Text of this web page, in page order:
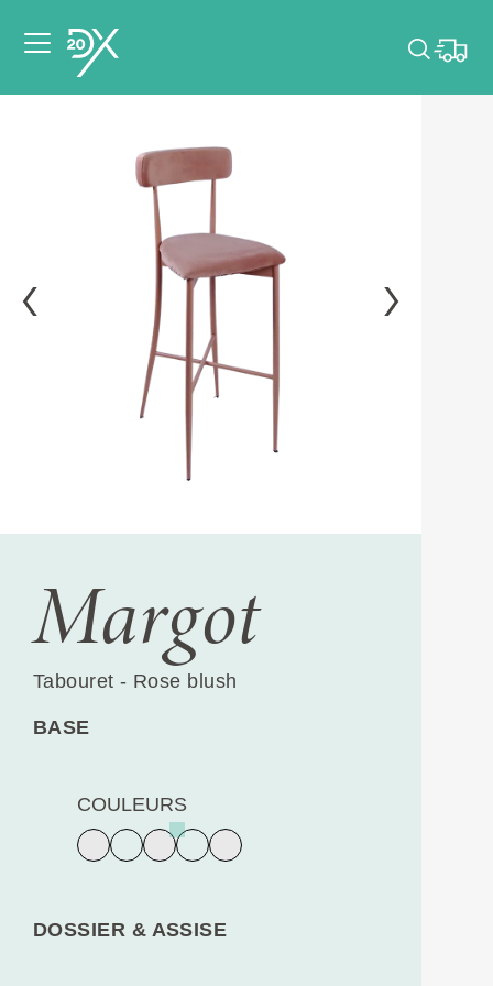
dates de votre
événement.
Choisir mes dates
Margot
Tabouret - Rose blush
BASE
COULEURS
DOSSIER & ASSISE